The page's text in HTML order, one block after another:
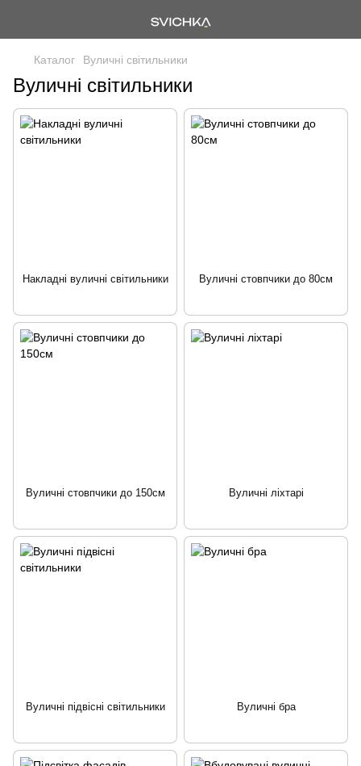
Каталог Вуличні світильники
Вуличні світильники
Накладні вуличні світильники Вуличні стовпчики до 80см
Вуличні стовпчики до 150см Вуличні ліхтарі
Вуличні підвісні світильники Вуличні бра